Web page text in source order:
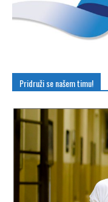
Pridruži se našem timu!